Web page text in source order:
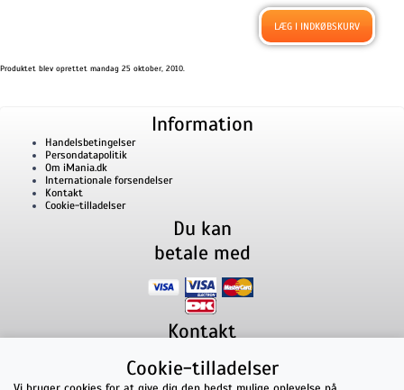
Produktet blev oprettet mandag 25 oktober, 2010.
Information
Handelsbetingelser
Persondatapolitik
Om iMania.dk
Internationale forsendelser
Kontakt
Cookie-tilladelser
Du kan
betale med
Kontakt
Lillevorde Kær 29280 Storvorde
CVR nummer: 33182805 | E-mail: kontakt@imania.dk
Cookie-tilladelser